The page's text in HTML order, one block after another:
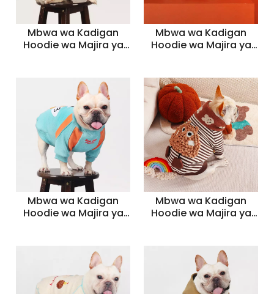
Mbwa wa Kadigan
Hoodie wa Majira ya
Sweatshirt ya Mbwa
wa Sikukuu ya Krismasi
(Nyekundu, Bluu,
Kijani)
Mbwa wa Kadigan
Hoodie wa Majira ya
Sweatshirt ya Mbwa
wa Sikukuu ya Krismasi
(Nyekundu, Bluu,
Kijani)
Mbwa wa Kadigan
Hoodie wa Majira ya
Sweatshirt ya Mbwa
wa Sikukuu ya Krismasi
(Nyekundu, Bluu,
Kijani)
Mbwa wa Kadigan
Hoodie wa Majira ya
Sweatshirt ya Mbwa
wa Sikukuu ya Krismasi
(Nyekundu, Bluu,
Kijani)